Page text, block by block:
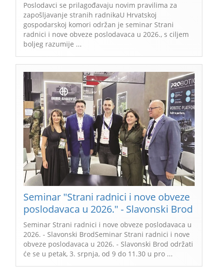
Poslodavci se prilagođavaju novim pravilima za
zapošljavanje stranih radnikaU Hrvatskoj
gospodarskoj komori održan je seminar Strani
radnici i nove obveze poslodavaca u 2026., s ciljem
boljeg razumije ...
Seminar "Strani radnici i nove obveze
poslodavaca u 2026." - Slavonski Brod
Seminar Strani radnici i nove obveze poslodavaca u
2026. - Slavonski BrodSeminar Strani radnici i nove
obveze poslodavaca u 2026. - Slavonski Brod održati
će se u petak, 3. srpnja, od 9 do 11.30 u pro ...